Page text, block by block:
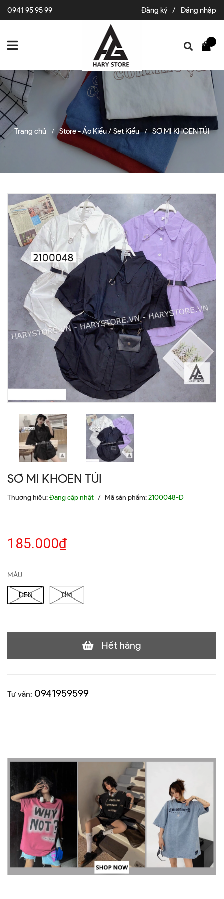
0941 95 95 99 Đăng ký / Đăng nhập
Trang chủ / Store - Áo Kiểu / Set Kiểu / SƠ MI KHOEN TÚI
SƠ MI KHOEN TÚI
Thương hiệu:Đang cập nhật / Mã sản phẩm:2100048-D
185.000₫
MÀU
ĐEN TÍM
Hết hàng
Tư vấn: 0941959599